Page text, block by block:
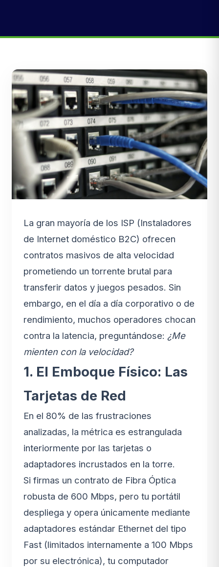
La gran mayoría de los ISP (Instaladores
de Internet doméstico B2C) ofrecen
contratos masivos de alta velocidad
prometiendo un torrente brutal para
transferir datos y juegos pesados. Sin
embargo, en el día a día corporativo o de
rendimiento, muchos operadores chocan
contra la latencia, preguntándose: ¿Me
mienten con la velocidad?
1. El Emboque Físico: Las
Tarjetas de Red
En el 80% de las frustraciones
analizadas, la métrica es estrangulada
interiormente por las tarjetas o
adaptadores incrustados en la torre.
Si firmas un contrato de Fibra Óptica
robusta de 600 Mbps, pero tu portátil
despliega y opera únicamente mediante
adaptadores estándar Ethernet del tipo
Fast (limitados internamente a 100 Mbps
por su electrónica), tu computador